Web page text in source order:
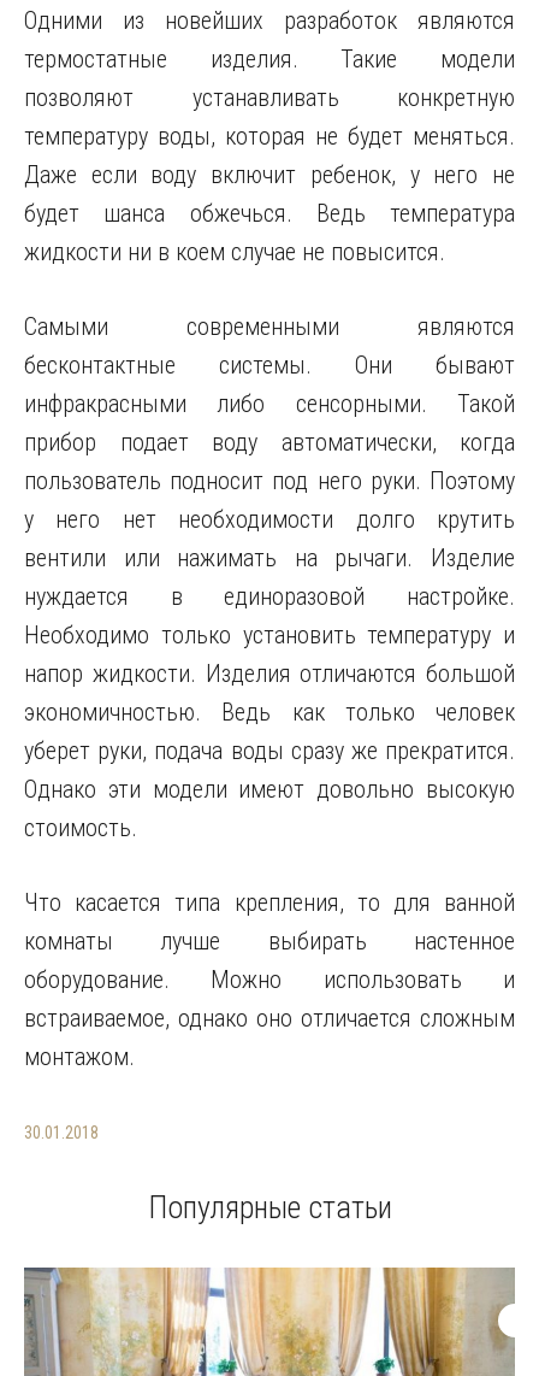
Одними из новейших разработок являются
термостатные изделия. Такие модели
позволяют устанавливать конкретную
температуру воды, которая не будет меняться.
Даже если воду включит ребенок, у него не
будет шанса обжечься. Ведь температура
жидкости ни в коем случае не повысится.
Самыми современными являются
бесконтактные системы. Они бывают
инфракрасными либо сенсорными. Такой
прибор подает воду автоматически, когда
пользователь подносит под него руки. Поэтому
у него нет необходимости долго крутить
вентили или нажимать на рычаги. Изделие
нуждается в единоразовой настройке.
Необходимо только установить температуру и
напор жидкости. Изделия отличаются большой
экономичностью. Ведь как только человек
уберет руки, подача воды сразу же прекратится.
Однако эти модели имеют довольно высокую
стоимость.
Что касается типа крепления, то для ванной
комнаты лучше выбирать настенное
оборудование. Можно использовать и
встраиваемое, однако оно отличается сложным
монтажом.
30.01.2018
Популярные статьи